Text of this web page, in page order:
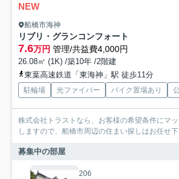
NEW
船橋市海神
リブリ・グランコンフォート
7.6万円 管理/共益費4,000円
26.08㎡ (1K) /築10年 /2階建
東葉高速鉄道「東海神」駅 徒歩11分
駐輪場 光ファイバー バイク置場あり
株式会社トラストなら、お客様の希望条件にマ
しますので、船橋市周辺の住まい探しはお任せ下
募集中の部屋
206